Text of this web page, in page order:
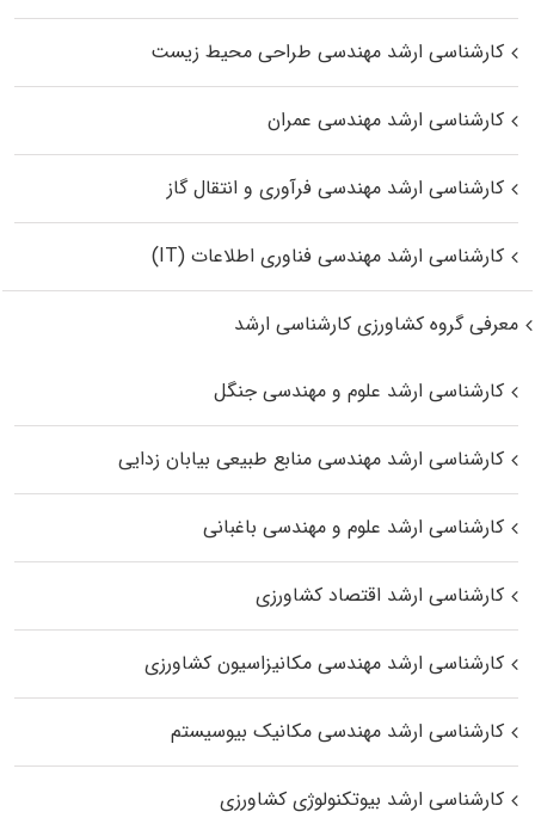
کارشناسی ارشد مهندسی طراحی محیط زیست
کارشناسی ارشد مهندسی عمران
کارشناسی ارشد مهندسی فرآوری و انتقال گاز
کارشناسی ارشد مهندسی فناوری اطلاعات (IT)
معرفی گروه کشاورزی کارشناسی ارشد
کارشناسی ارشد علوم و مهندسی جنگل
کارشناسی ارشد مهندسی منابع طبیعی بیابان زدایی
کارشناسی ارشد علوم و مهندسی باغبانی
کارشناسی ارشد اقتصاد کشاورزی
کارشناسی ارشد مهندسی مکانیزاسیون کشاورزی
کارشناسی ارشد مهندسی مکانیک بیوسیستم
کارشناسی ارشد بیوتکنولوژی کشاورزی